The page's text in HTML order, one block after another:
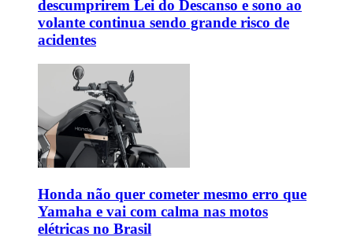
descumprirem Lei do Descanso e sono ao
volante continua sendo grande risco de
acidentes
Honda não quer cometer mesmo erro que
Yamaha e vai com calma nas motos
elétricas no Brasil